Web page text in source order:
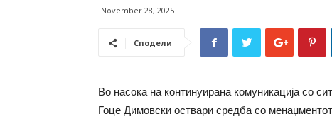
November 28, 2025
Сподели
Во насока на континуирана комуникација со
Гоце Димовски оствари средба со менаџментот